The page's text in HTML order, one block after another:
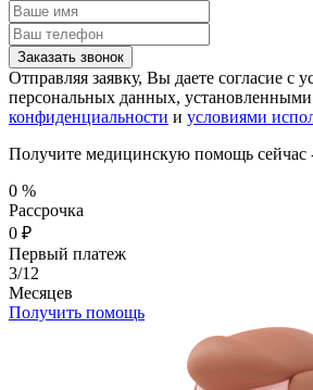
Заказать звонок
Отправляя заявку, Вы даете согласие с
персональных данных, установленными
конфиденциальности и условиями
Получите медицинскую помощь сейчас
0 %
Рассрочка
0 ₽
Первый платеж
3/12
Месяцев
Получить помощь